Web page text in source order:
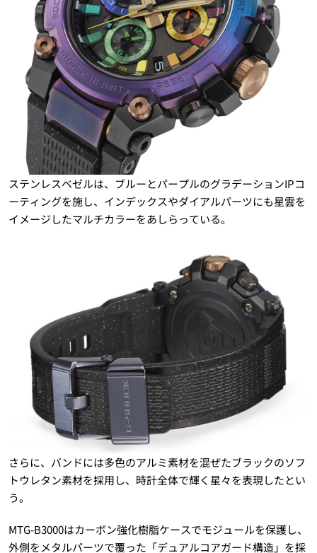
ステンレスベゼルは、ブルーとパープルのグラデーションIPコ
ーティングを施し、インデックスやダイアルパーツにも星雲を
イメージしたマルチカラーをあしらっている。
さらに、バンドには多色のアルミ素材を混ぜたブラックのソフ
トウレタン素材を採用し、時計全体で輝く星々を表現したとい
う。
MTG-B3000はカーボン強化樹脂ケースでモジュールを保護し、
外側をメタルパーツで覆った「デュアルコアガード構造」を採